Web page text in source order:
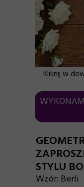
STYLU
Wzór: Berli
Kliknij w